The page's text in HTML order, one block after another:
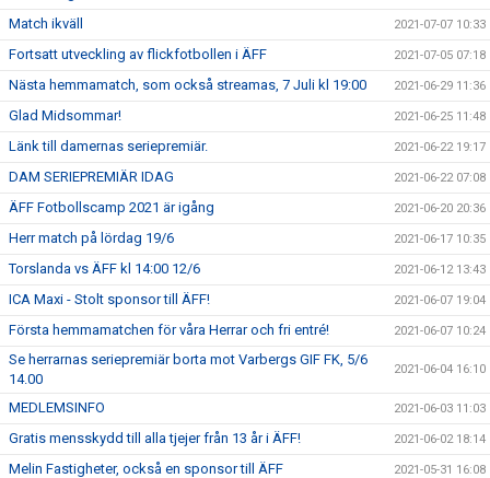
Match ikväll 2021-07-07 10:33
Fortsatt utveckling av flickfotbollen i ÄFF 2021-07-05 07:18
Nästa hemmamatch, som också streamas, 7 Juli kl 19:00 2021-06-29 11:36
Glad Midsommar! 2021-06-25 11:48
Länk till damernas seriepremiär. 2021-06-22 19:17
DAM SERIEPREMIÄR IDAG 2021-06-22 07:08
ÄFF Fotbollscamp 2021 är igång 2021-06-20 20:36
Herr match på lördag 19/6 2021-06-17 10:35
Torslanda vs ÄFF kl 14:00 12/6 2021-06-12 13:43
ICA Maxi - Stolt sponsor till ÄFF! 2021-06-07 19:04
Första hemmamatchen för våra Herrar och fri entré! 2021-06-07 10:24
Se herrarnas seriepremiär borta mot Varbergs GIF FK, 5/6
14.00
2021-06-04 16:10
MEDLEMSINFO 2021-06-03 11:03
Gratis mensskydd till alla tjejer från 13 år i ÄFF! 2021-06-02 18:14
Melin Fastigheter, också en sponsor till ÄFF 2021-05-31 16:08